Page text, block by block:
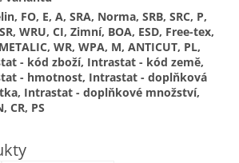
FO, E, A, SRA, Norma, SRB, SRC, P,
WRU, CI, Zimní, BOA, ESD, Free-tex,
WR, WPA, M, ANTICUT, PL,
- kód zboží, Intrastat - kód země,
- hmotnost, Intrastat - doplňková
Intrastat - doplňkové množství,
CR, PS